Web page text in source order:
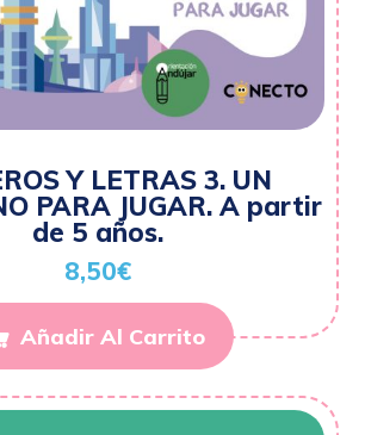
Y LETRAS 3. UN
PARA JUGAR. A partir
de 5 años.
8,50€
Añadir Al Carrito